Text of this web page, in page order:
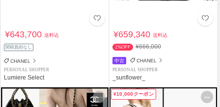
¥643,700送料込
関税負担なし
CHANEL
PERSONAL SHOPPER
Lumiere Select
¥659,340送料込
1%OFF ¥666,000
中古 CHANEL
PERSONAL SHOPPER
_sunflower_
¥10,000クーポン